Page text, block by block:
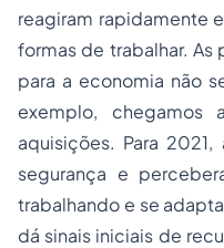
reagiram rapidamente
formas de trabalhar.
para a economia não
exemplo,
aquisições. Para
segurança e
trabalhando e se
dá sinais iniciais de